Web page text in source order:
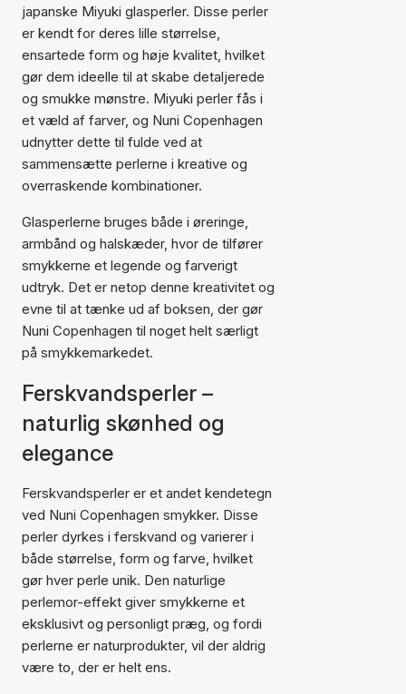
japanske Miyuki glasperler. Disse perler
er kendt for deres lille størrelse,
ensartede form og høje kvalitet, hvilket
gør dem ideelle til at skabe detaljerede
og smukke mønstre. Miyuki perler fås i
et væld af farver, og Nuni Copenhagen
udnytter dette til fulde ved at
sammensætte perlerne i kreative og
overraskende kombinationer.
Glasperlerne bruges både i øreringe,
armbånd og halskæder, hvor de tilfører
smykkerne et legende og farverigt
udtryk. Det er netop denne kreativitet og
evne til at tænke ud af boksen, der gør
Nuni Copenhagen til noget helt særligt
på smykkemarkedet.
Ferskvandsperler –
naturlig skønhed og
elegance
Ferskvandsperler er et andet kendetegn
ved Nuni Copenhagen smykker. Disse
perler dyrkes i ferskvand og varierer i
både størrelse, form og farve, hvilket
gør hver perle unik. Den naturlige
perlemor-effekt giver smykkerne et
eksklusivt og personligt præg, og fordi
perlerne er naturprodukter, vil der aldrig
være to, der er helt ens.